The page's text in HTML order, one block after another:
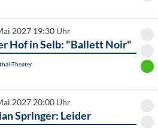
2027 19:30 Uhr
Hof in Selb: "Ballett Noir"
Theater
2027 20:00 Uhr
Springer: Leider